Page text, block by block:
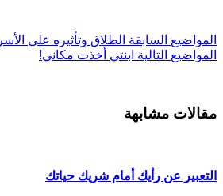
مواضيعالسابقةالطلاق وتأثيره على الأسرة
مواضيعالتاليةابنتي أخذت مكاني!
مشابهة
عن رأيك أمام شريك حياتك